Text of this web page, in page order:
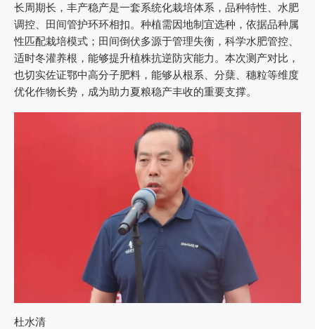
长周期长，丰产稳产是一套系统化栽培体系，品种特性、水肥
调控、田间管护环环相扣。种植需因地制宜选种，依据品种属
性匹配栽培模式；田间倒伏多源于管理失衡，科学水肥管控、
适时冬灌养根，能够提升植株抗逆防灾能力。本次测产对比，
也切实佐证鄂中高分子肥料，能够从根系、分蘖、穗粒等维度
优化作物长势，成为助力夏粮稳产丰收的重要支撑。
杜水清